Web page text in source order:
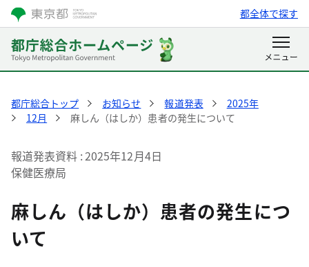
都全体で探す
都庁総合トップ お知らせ 報道発表
2025年
12月
麻しん（はしか）患者の発生について
報道発表資料 2025年12月4日
保健医療局
麻しん（はしか）患者の発生につ
いて